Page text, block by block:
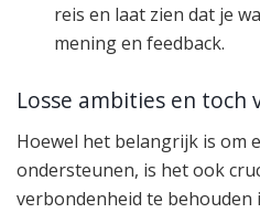
reis en laat zien dat je
mening en feedback.
Losse ambities en toch
Hoewel het belangrijk is om
ondersteunen, is het ook
verbondenheid te behouden